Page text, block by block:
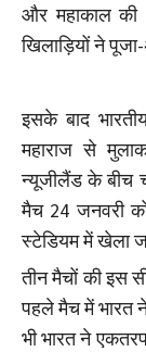
और महाकाल की
खिलाड़ियों ने
इसके बाद
महाराज से
न्यूजीलैंड के बीच
मैच 24 जनवरी
स्टेडियम में खेला
तीन मैचों की इस
पहले मैच में भारत
भी भारत ने